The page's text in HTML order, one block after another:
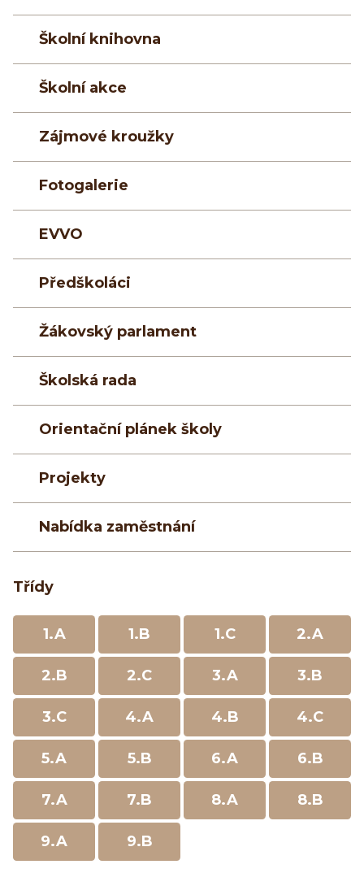
Školní knihovna
Školní akce
Zájmové kroužky
Fotogalerie
EVVO
Předškoláci
Žákovský parlament
Školská rada
Orientační plánek školy
Projekty
Nabídka zaměstnání
Třídy
1.A 1.B 1.C 2.A
2.B 2.C 3.A 3.B
3.C 4.A 4.B 4.C
5.A 5.B 6.A 6.B
7.A 7.B 8.A 8.B
9.A 9.B